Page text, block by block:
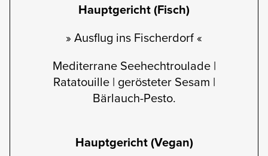
Hauptgericht (Fisch)
» Ausflug ins Fischerdorf «
Mediterrane Seehechtroulade |
Ratatouille | gerösteter Sesam |
Bärlauch-Pesto.
Hauptgericht (Vegan)